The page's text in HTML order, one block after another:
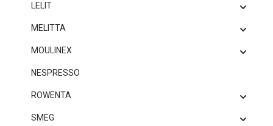
LELIT
MELITTA
MOULINEX
NESPRESSO
ROWENTA
SMEG